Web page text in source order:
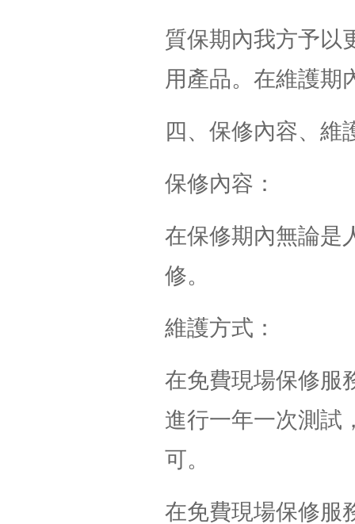
質保期內我方予以
用產品。在維護期
四、保修內容、維
保修內容：
在保修期內無論是
修。
維護方式：
在免費現場保修服
進行一年一次測試
可。
在免費現場保修服